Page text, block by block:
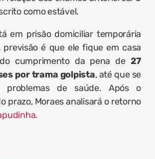
como estável.
em prisão domiciliar temporária
previsão é que ele fique em casa
cumprimento da pena de 27
por trama golpista, até que se
problemas de saúde. Após o
prazo, Moraes analisará o retorno